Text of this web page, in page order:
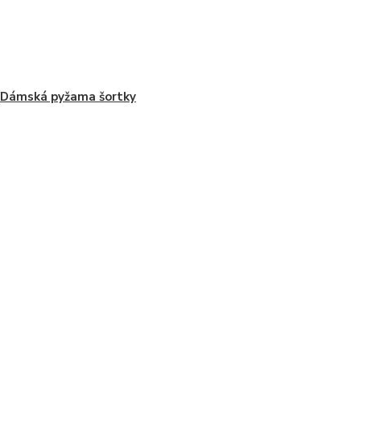
Dámská pyžama šortky